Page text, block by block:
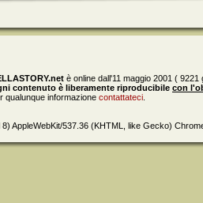
è online dall'11 maggio 2001 ( 9221
contenuto è liberamente riproducibile con
qualunque informazione contattateci
AppleWebKit/537.36 (KHTML, like Gecko)